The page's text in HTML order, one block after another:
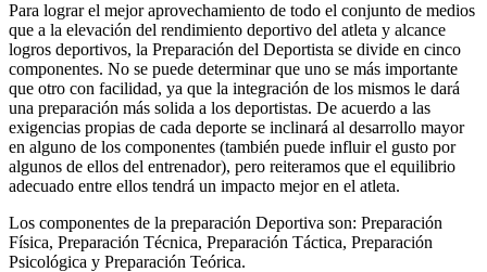
Para lograr el mejor aprovechamiento de todo el conjunto de medios
que a la elevación del rendimiento deportivo del atleta y alcance
logros deportivos, la Preparación del Deportista se divide en cinco
componentes. No se puede determinar que uno se más importante
que otro con facilidad, ya que la integración de los mismos le dará
una preparación más solida a los deportistas. De acuerdo a las
exigencias propias de cada deporte se inclinará al desarrollo mayor
en alguno de los componentes (también puede influir el gusto por
algunos de ellos del entrenador), pero reiteramos que el equilibrio
adecuado entre ellos tendrá un impacto mejor en el atleta.
Los componentes de la preparación Deportiva son: Preparación
Física, Preparación Técnica, Preparación Táctica, Preparación
Psicológica y Preparación Teórica.